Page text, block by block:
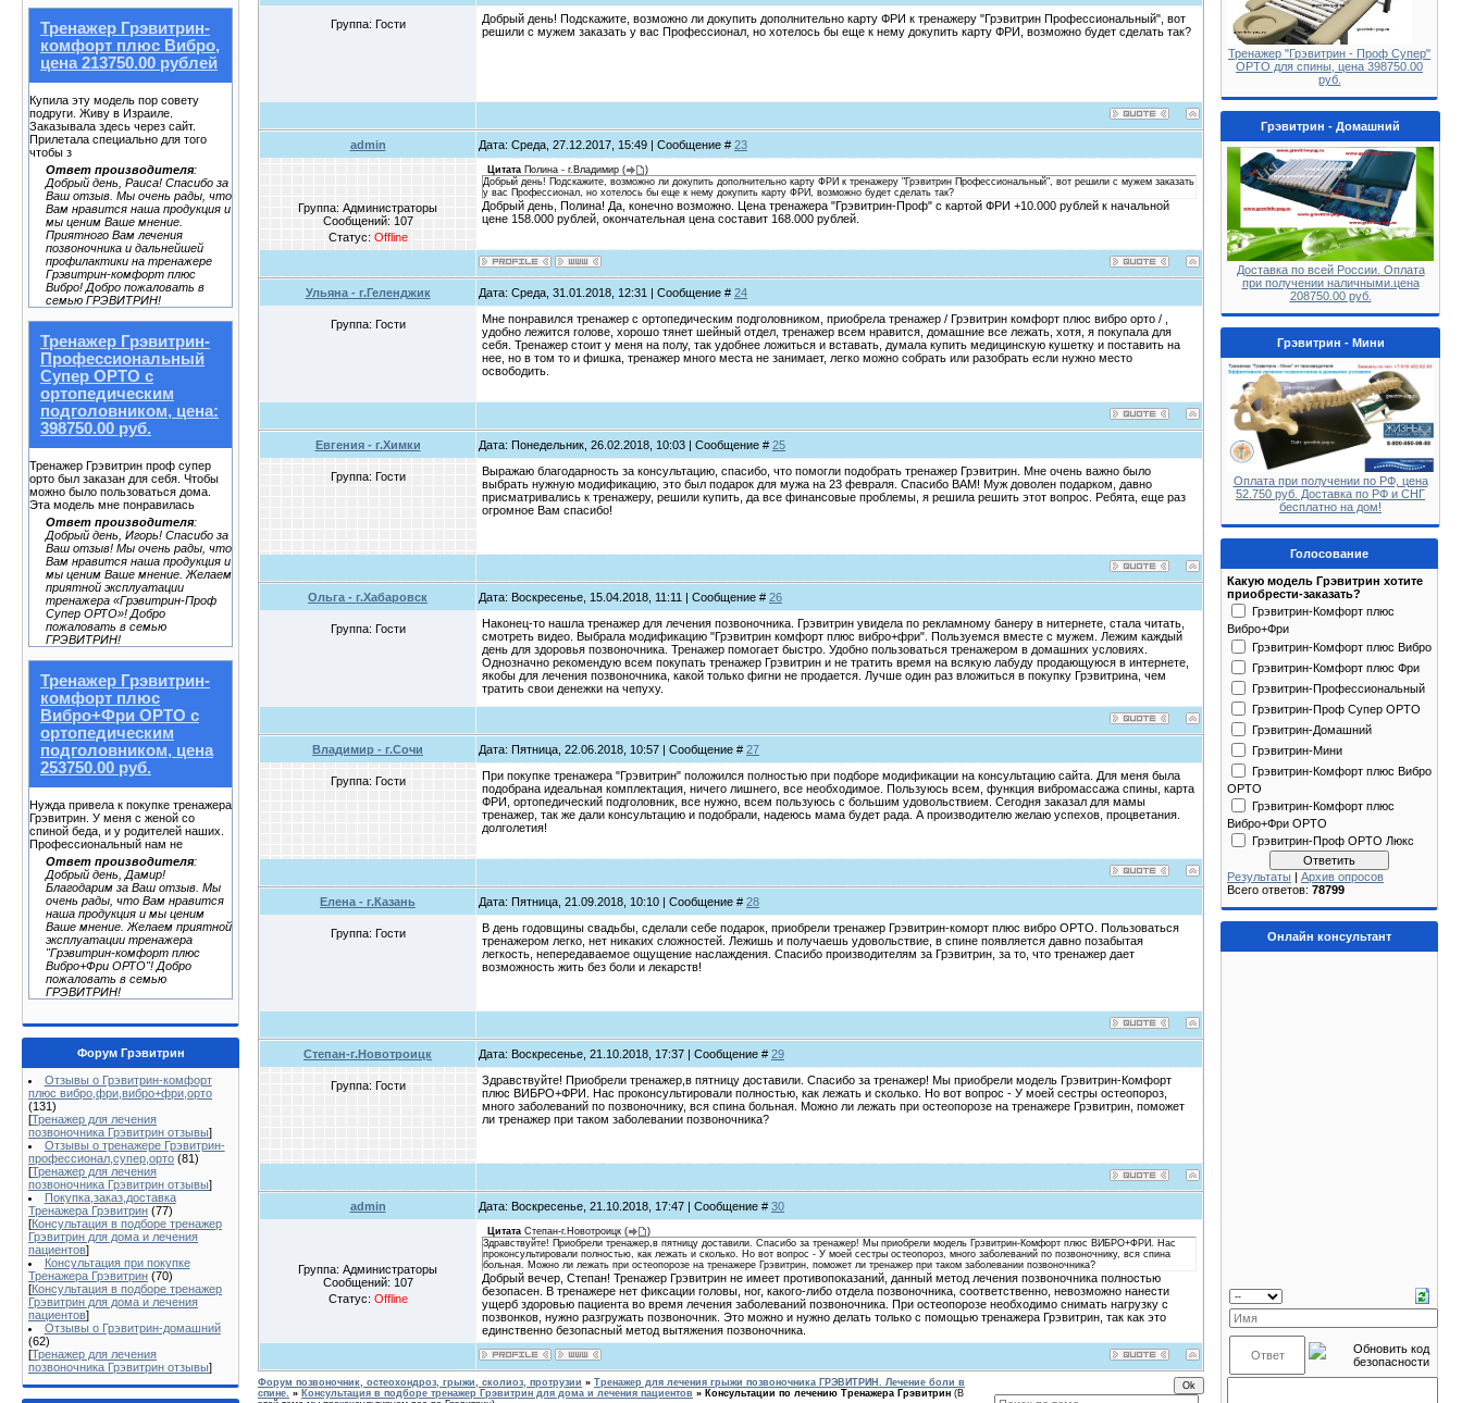
Тренажер Грэвитрин-
комфорт плюс Вибро,
цена 213750.00 рублей
Купила эту модель пор совету
подруги. Живу в Израиле.
Заказывала здесь через сайт.
Прилетала специально для того
чтобы з
Ответ производителя:
Добрый день, Раиса! Спасибо за
Ваш отзыв. Мы очень рады, что
Вам нравится наша продукция и
мы ценим Ваше мнение.
Приятного Вам лечения
позвоночника и дальнейшей
профилактики на тренажере
Грэвитрин-комфорт плюс
Вибро! Добро пожаловать в
семью ГРЭВИТРИН!
Тренажер Грэвитрин-
Профессиональный
Супер ОРТО с
ортопедическим
подголовником, цена:
398750.00 руб.
Тренажер Грэвитрин проф супер
орто был заказан для себя. Чтобы
можно было пользоваться дома.
Эта модель мне понравилась
Ответ производителя:
Добрый день, Игорь! Спасибо за
Ваш отзыв! Мы очень рады, что
Вам нравится наша продукция и
мы ценим Ваше мнение. Желаем
приятной эксплуатации
тренажера «Грэвитрин-Проф
Супер ОРТО»! Добро
пожаловать в семью
ГРЭВИТРИН!
Тренажер Грэвитрин-
комфорт плюс
Вибро+Фри ОРТО с
ортопедическим
подголовником, цена
253750.00 руб.
Нужда привела к покупке тренажера
Грэвитрин. У меня с женой со
спиной беда, и у родителей наших.
Профессиональный нам не
Ответ производителя:
Добрый день, Дамир!
Благодарим за Ваш отзыв. Мы
очень рады, что Вам нравится
наша продукция и мы ценим
Ваше мнение. Желаем приятной
эксплуатации тренажера
"Грэвитрин-комфорт плюс
Вибро+Фри ОРТО"! Добро
пожаловать в семью
ГРЭВИТРИН!
Форум Грэвитрин
Отзывы о Грэвитрин-комфорт
плюс вибро,фри,вибро+фри,орто
(131)
[Тренажер для лечения
позвоночника Грэвитрин отзывы]
Отзывы о тренажере Грэвитрин-
профессионал,супер,орто (81)
[Тренажер для лечения
позвоночника Грэвитрин отзывы]
Покупка,заказ,доставка
Тренажера Грэвитрин (77)
[Консультация в подборе тренажер
Грэвитрин для дома и лечения
пациентов]
Консультация при покупке
Тренажера Грэвитрин (70)
[Консультация в подборе тренажер
Грэвитрин для дома и лечения
пациентов]
Отзывы о Грэвитрин-домашний
(62)
[Тренажер для лечения
позвоночника Грэвитрин отзывы]
Группа: Гости
Добрый день! Подскажите, возможно ли докупить дополнительно карту ФРИ к тренажеру "Грэвитрин Профессиональный", вот
решили с мужем заказать у вас Профессионал, но хотелось бы еще к нему докупить карту ФРИ, возможно будет сделать так?
admin Дата: Среда, 27.12.2017, 15:49 | Сообщение # 23
Группа: Администраторы
Сообщений: 107
Статус: Offline
Цитата Полина - г.Владимир (
)
Добрый день! Подскажите, возможно ли докупить дополнительно карту ФРИ к тренажеру "Грэвитрин Профессиональный", вот решили с мужем заказать
у вас Профессионал, но хотелось бы еще к нему докупить карту ФРИ, возможно будет сделать так?
Добрый день, Полина! Да, конечно возможно. Цена тренажера "Грэвитрин-Проф" с картой ФРИ +10.000 рублей к начальной
цене 158.000 рублей, окончательная цена составит 168.000 рублей.
Ульяна - г.Геленджик Дата: Среда, 31.01.2018, 12:31 | Сообщение # 24
Группа: Гости
Мне понравился тренажер с ортопедическим подголовником, приобрела тренажер / Грэвитрин комфорт плюс вибро орто / ,
удобно лежится голове, хорошо тянет шейный отдел, тренажер всем нравится, домашние все лежать, хотя, я покупала для
себя. Тренажер стоит у меня на полу, так удобнее ложиться и вставать, думала купить медицинскую кушетку и поставить на
нее, но в том то и фишка, тренажер много места не занимает, легко можно собрать или разобрать если нужно место
освободить.
Евгения - г.Химки Дата: Понедельник, 26.02.2018, 10:03 | Сообщение # 25
Группа: Гости
Выражаю благодарность за консультацию, спасибо, что помогли подобрать тренажер Грэвитрин. Мне очень важно было
выбрать нужную модификацию, это был подарок для мужа на 23 февраля. Спасибо ВАМ! Муж доволен подарком, давно
присматривались к тренажеру, решили купить, да все финансовые проблемы, я решила решить этот вопрос. Ребята, еще раз
огромное Вам спасибо!
Ольга - г.Хабаровск Дата: Воскресенье, 15.04.2018, 11:11 | Сообщение # 26
Группа: Гости
Наконец-то нашла тренажер для лечения позвоночника. Грэвитрин увидела по рекламному банеру в нитернете, стала читать,
смотреть видео. Выбрала модификацию "Грэвитрин комфорт плюс вибро+фри". Пользуемся вместе с мужем. Лежим каждый
день для здоровья позвоночника. Тренажер помогает быстро. Удобно пользоваться тренажером в домашних условиях.
Однозначно рекомендую всем покупать тренажер Грэвитрин и не тратить время на всякую лабуду продающуюся в интернете,
якобы для лечения позвоночника, какой только фигни не продается. Лучше один раз вложиться в покупку Грэвитрина, чем
тратить свои денежки на чепуху.
Владимир - г.Сочи Дата: Пятница, 22.06.2018, 10:57 | Сообщение # 27
Группа: Гости
При покупке тренажера "Грэвитрин" положился полностью при подборе модификации на консультацию сайта. Для меня была
подобрана идеальная комплектация, ничего лишнего, все необходимое. Пользуюсь всем, функция вибромассажа спины, карта
ФРИ, ортопедический подголовник, все нужно, всем пользуюсь с большим удовольствием. Сегодня заказал для мамы
тренажер, так же дали консультацию и подобрали, надеюсь мама будет рада. А производителю желаю успехов, процветания.
долголетия!
Елена - г.Казань Дата: Пятница, 21.09.2018, 10:10 | Сообщение # 28
Группа: Гости
В день годовщины свадьбы, сделали себе подарок, приобрели тренажер Грэвитрин-коморт плюс вибро ОРТО. Пользоваться
тренажером легко, нет никаких сложностей. Лежишь и получаешь удовольствие, в спине появляется давно позабытая
легкость, непередаваемое ощущение наслаждения. Спасибо производителям за Грэвитрин, за то, что тренажер дает
возможность жить без боли и лекарств!
Степан-г.Новотроицк Дата: Воскресенье, 21.10.2018, 17:37 | Сообщение # 29
Группа: Гости
Здравствуйте! Приобрели тренажер,в пятницу доставили. Спасибо за тренажер! Мы приобрели модель Грэвитрин-Комфорт
плюс ВИБРО+ФРИ. Нас проконсультировали полностью, как лежать и сколько. Но вот вопрос - У моей сестры остеопороз,
много заболеваний по позвоночнику, вся спина больная. Можно ли лежать при остеопорозе на тренажере Грэвитрин, поможет
ли тренажер при таком заболевании позвоночника?
admin Дата: Воскресенье, 21.10.2018, 17:47 | Сообщение # 30
Группа: Администраторы
Сообщений: 107
Статус: Offline
Цитата Степан-г.Новотроицк (
)
Здравствуйте! Приобрели тренажер,в пятницу доставили. Спасибо за тренажер! Мы приобрели модель Грэвитрин-Комфорт плюс ВИБРО+ФРИ. Нас
проконсультировали полностью, как лежать и сколько. Но вот вопрос - У моей сестры остеопороз, много заболеваний по позвоночнику, вся спина
больная. Можно ли лежать при остеопорозе на тренажере Грэвитрин, поможет ли тренажер при таком заболевании позвоночника?
Добрый вечер, Степан! Тренажер Грэвитрин не имеет противопоказаний, данный метод лечения позвоночника полностью
безопасен. В тренажере нет фиксации головы, ног, какого-либо отдела позвоночника, соответственно, невозможно нанести
ущерб здоровью пациента во время лечения заболеваний позвоночника. При остеопорозе необходимо снимать нагрузку с
позвонков, нужно разгружать позвоночник. Это можно и нужно делать только с помощью тренажера Грэвитрин, так как это
единственно безопасный метод вытяжения позвоночника.
Форум позвоночник, остеохондроз, грыжи, сколиоз, протрузии » Тренажер для лечения грыжи позвоночника ГРЭВИТРИН. Лечение боли в
спине. » Консультация в подборе тренажер Грэвитрин для дома и лечения пациентов » Консультации по лечению Тренажера Грэвитрин (В
Тренажер "Грэвитрин - Проф Супер"
ОРТО для спины, цена 398750.00
руб.
Грэвитрин - Домашний
Доставка по всей России. Оплата
при получении наличными.цена
208750.00 руб.
Грэвитрин - Мини
Оплата при получении по РФ, цена
52.750 руб. Доставка по РФ и СНГ
бесплатно на дом!
Голосование
Какую модель Грэвитрин хотите
приобрести-заказать?
Грэвитрин-Комфорт плюс
Вибро+Фри
Грэвитрин-Комфорт плюс Вибро
Грэвитрин-Комфорт плюс Фри
Грэвитрин-Профессиональный
Грэвитрин-Проф Супер ОРТО
Грэвитрин-Домашний
Грэвитрин-Мини
Грэвитрин-Комфорт плюс Вибро
ОРТО
Грэвитрин-Комфорт плюс
Вибро+Фри ОРТО
Грэвитрин-Проф ОРТО Люкс
Результаты | Архив опросов
Всего ответов: 78799
Онлайн консультант